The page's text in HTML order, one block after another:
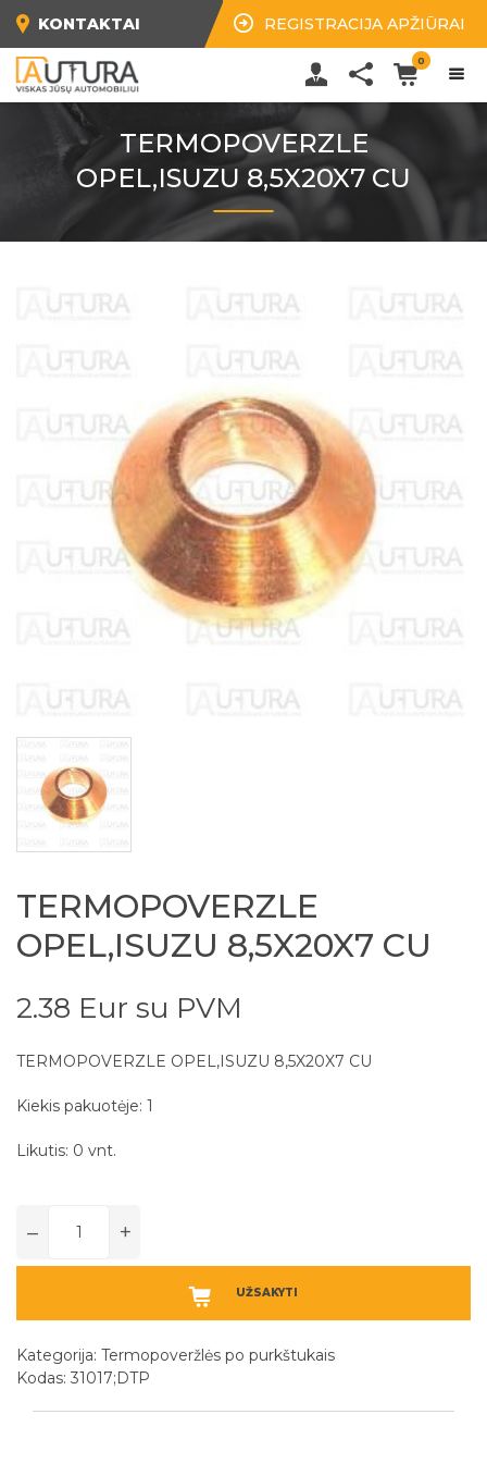
KONTAKTAI REGISTRACIJA APŽIŪRAI
0
TERMOPOVERZLE
OPEL,ISUZU 8,5X20X7 CU
TERMOPOVERZLE
OPEL,ISUZU 8,5X20X7 CU
2.38 Eur su PVM
TERMOPOVERZLE OPEL,ISUZU 8,5X20X7 CU
Kiekis pakuotėje: 1
Likutis: 0 vnt.
– +
UŽSAKYTI
Kategorija: Termopoveržlės po purkštukais
Kodas: 31017;DTP